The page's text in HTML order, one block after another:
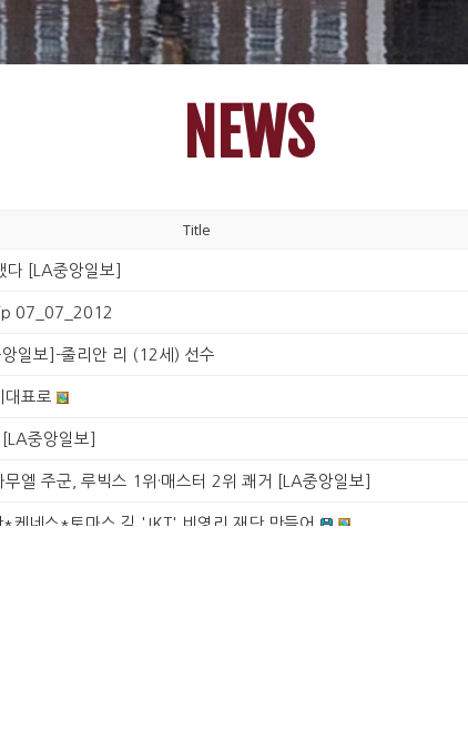
NEWS
Title
다 [LA중앙일보]
07_07_2012
일보]-줄리안 리 (12세) 선수
표로
중앙일보]
엘 주군, 루빅스 1위·매스터 2위 쾌거 [LA중앙일보]
케네스*토마스 김 'JKT' 비영리 재단 만들어